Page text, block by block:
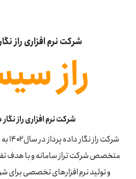
شرکت نرم افزاری راز
راز
شرکت نرم افزاری راز نگار
متخصص شرکت تراز سامانه و با هدف
و تولید نرم افزارهای تخصصی